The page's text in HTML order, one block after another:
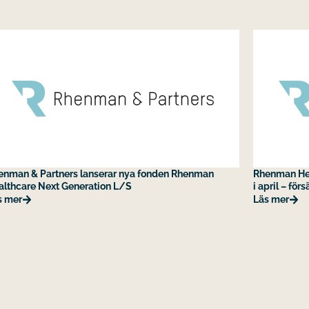
& Partners lanserar nya fonden Rhenman
Next Generation L/S
mer
Rhenman
i april –
Läs mer